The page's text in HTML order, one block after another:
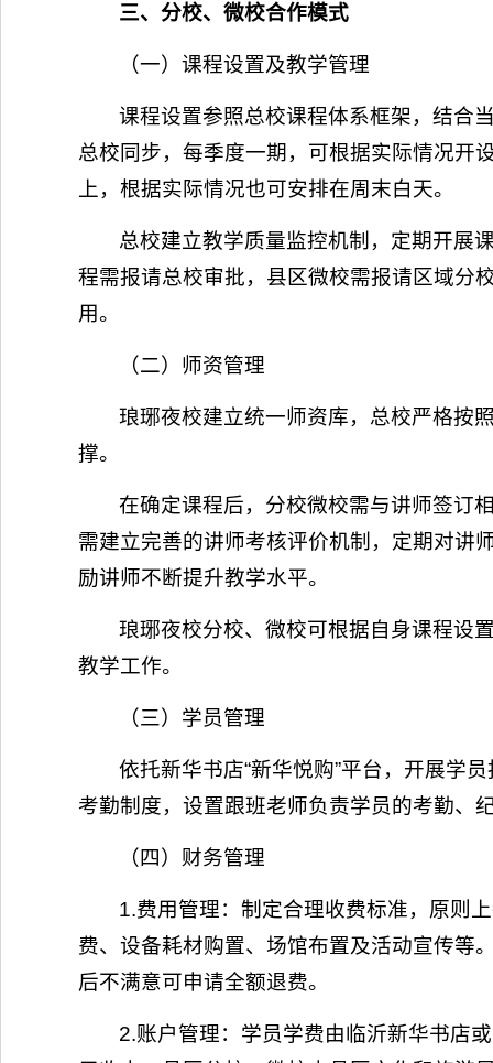
三、分校、微校合作模式
（一）课程设置及教学管理
课程设置参照总校课程体系框架，结合
总校同步，每季度一期，可根据实际情况
上，根据实际情况也可安排在周末白天。
总校建立教学质量监控机制，定期开展
程需报请总校审批，县区微校需报请区域分
用。
（二）师资管理
琅琊夜校建立统一师资库，总校严格按
撑。
在确定课程后，分校微校需与讲师签订
需建立完善的讲师考核评价机制，定期对讲
励讲师不断提升教学水平。
琅琊夜校分校、微校可根据自身课程设
教学工作。
（三）学员管理
依托新华书店“新华悦购”平台，开展学
考勤制度，设置跟班老师负责学员的考勤、
（四）财务管理
1.费用管理：制定合理收费标准，原则
费、设备耗材购置、场馆布置及活动宣传等
后不满意可申请全额退费。
2.账户管理：学员学费由临沂新华书店